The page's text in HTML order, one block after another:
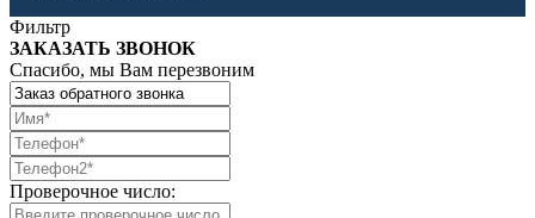
Фильтр
ЗАКАЗАТЬ ЗВОНОК
Спасибо, мы Вам перезвоним
Проверочное число: